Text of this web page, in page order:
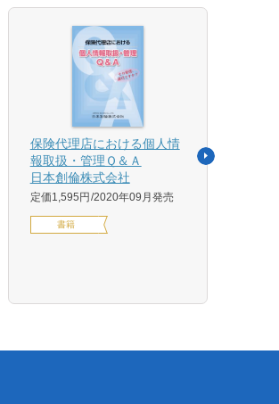
保険代理店における個人情
報取扱・管理Ｑ＆Ａ
日本創倫株式会社
定価1,595円 2020年09月発売
書籍